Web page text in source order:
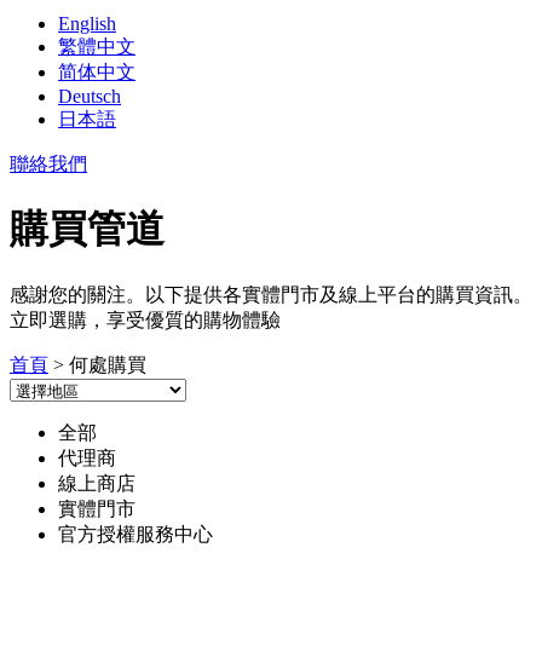
English
繁體中文
简体中文
Deutsch
日本語
聯絡我們
購買管道
感謝您的關注。以下提供各實體門市及線上平台的購買資訊。
立即選購，享受優質的購物體驗
首頁 > 何處購買
全部
代理商
線上商店
實體門市
官方授權服務中心